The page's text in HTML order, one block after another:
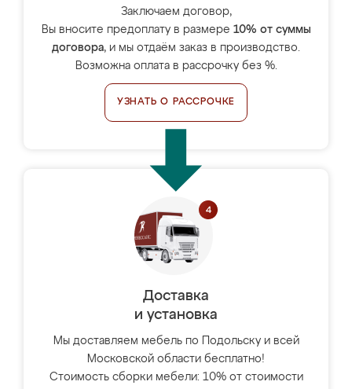
Заключаем договор,
Вы вносите предоплату в размере 10% от суммы
договора, и мы отдаём заказ в производство.
Возможна оплата в рассрочку без %.
УЗНАТЬ О РАССРОЧКЕ
Доставка
и установка
Мы доставляем мебель по Подольску и всей
Московской области бесплатно!
Стоимость сборки мебели: 10% от стоимости